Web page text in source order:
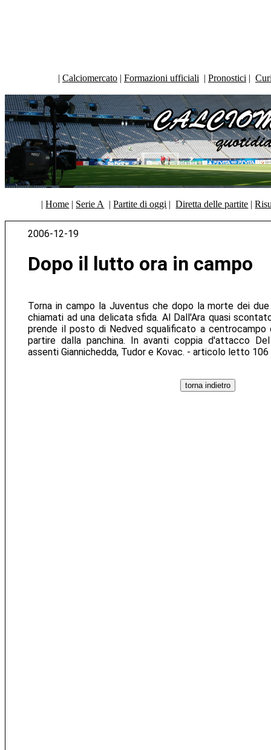
| Calciomercato | Formazioni ufficiali | Pronostici |
|Home | Serie A |Partite di oggi |Diretta delle partite |
2006-12-19
Dopo il lutto ora in campo
Torna in campo la Juventus che dopo la morte dei
chiamati ad una delicata sfida. Al Dall'Ara quasi
prende il posto di Nedved squalificato a
partire dalla panchina. In avanti coppia d'attacco
assenti Giannichedda, Tudor e Kovac. - articolo letto